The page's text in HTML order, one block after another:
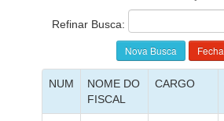
Refinar Busca:
NUM
NOME DO
FISCAL
CARGO